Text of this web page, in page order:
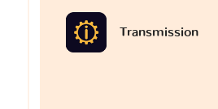
Transmission